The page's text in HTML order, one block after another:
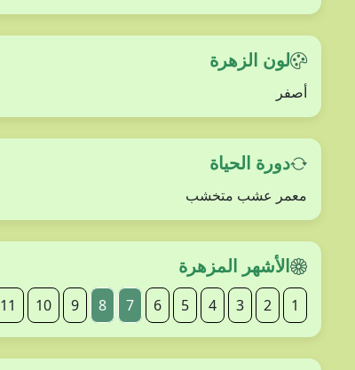
لون الزهرة
أصفر
دورة الحياة
معمر عشب متخشب
الأشهر المزهرة
1
2
3
4
5
6
7
8
9
10
11